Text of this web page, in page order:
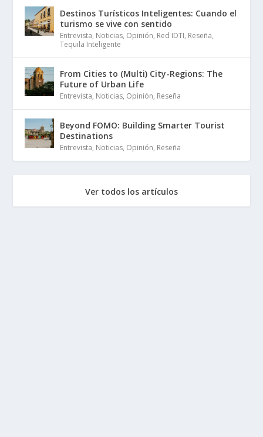
Destinos Turísticos Inteligentes: Cuando el
turismo se vive con sentido
Entrevista, Noticias, Opinión, Red IDTI, Reseña,
Tequila Inteligente
From Cities to (Multi) City-Regions: The
Future of Urban Life
Entrevista, Noticias, Opinión, Reseña
Beyond FOMO: Building Smarter Tourist
Destinations
Entrevista, Noticias, Opinión, Reseña
Ver todos los artículos